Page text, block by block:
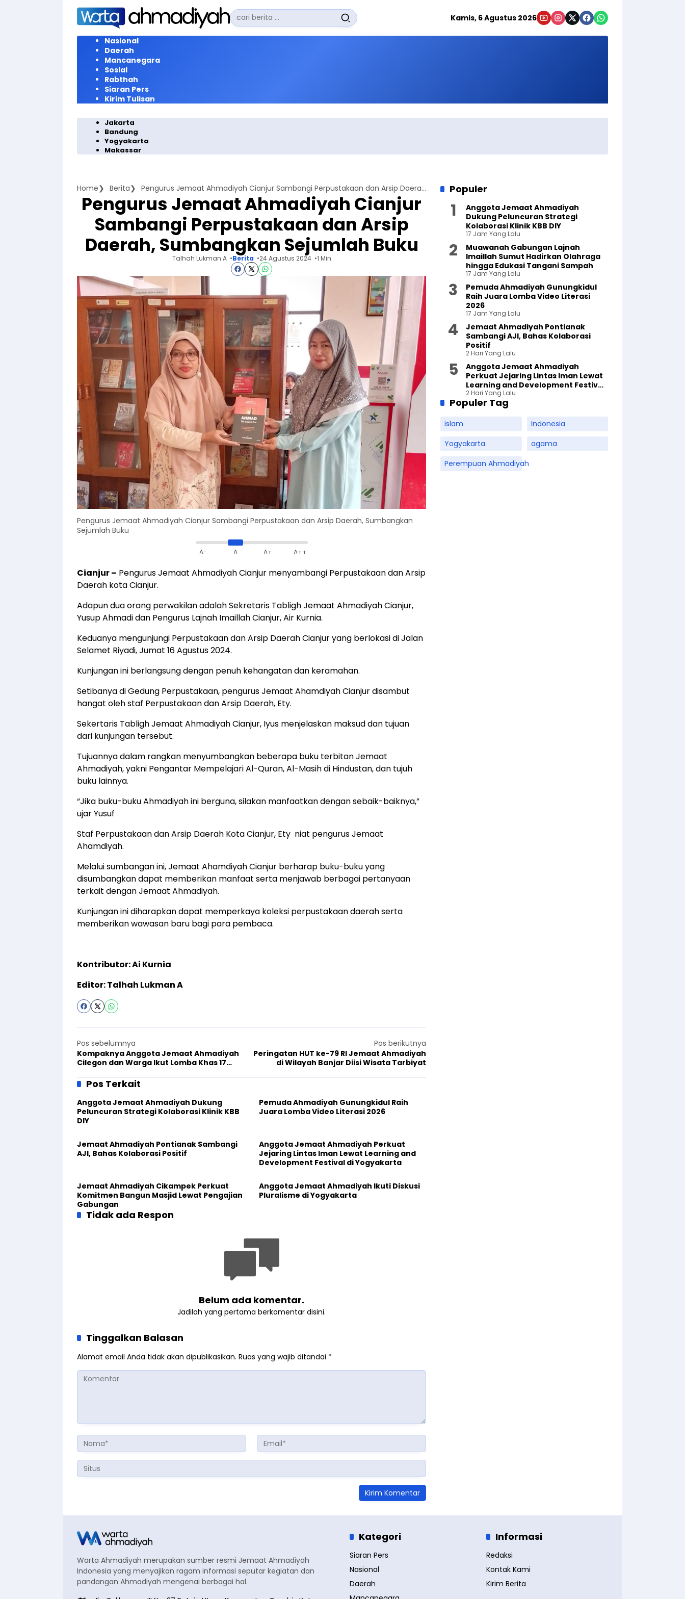
Langsung
konten
Pencarian
untuk:
Kamis, 6 Agustus 2026
Nasional
Daerah
Mancanegara
Sosial
Rabthah
Siaran Pers
Kirim Tulisan
Jakarta
Bandung
Yogyakarta
Makassar
Home Berita Pengurus Jemaat Ahmadiyah Cianjur Sambangi Perpustakaan dan Arsip Daerah, Sumbangkan Sejumlah Buku
Pengurus Jemaat Ahmadiyah Cianjur
Sambangi Perpustakaan dan Arsip
Daerah, Sumbangkan Sejumlah Buku
Talhah Lukman A Berita 24 Agustus 2024 1 Min
Pengurus Jemaat Ahmadiyah Cianjur Sambangi Perpustakaan dan Arsip Daerah, Sumbangkan
Sejumlah Buku
A- A A+ A++
Cianjur– Pengurus Jemaat Ahmadiyah Cianjur menyambangi Perpustakaan dan Arsip
Daerah kota Cianjur.
Adapun dua orang perwakilan adalah Sekretaris Tabligh Jemaat Ahmadiyah Cianjur,
Yusup Ahmadi dan Pengurus Lajnah Imaillah Cianjur, Air Kurnia.
Keduanya mengunjungi Perpustakaan dan Arsip Daerah Cianjur yang berlokasi di Jalan
Selamet Riyadi, Jumat 16 Agustus 2024.
Kunjungan ini berlangsung dengan penuh kehangatan dan keramahan.
Setibanya di Gedung Perpustakaan, pengurus Jemaat Ahamdiyah Cianjur disambut
hangat oleh staf Perpustakaan dan Arsip Daerah, Ety.
Sekertaris Tabligh Jemaat Ahmadiyah Cianjur, Iyus menjelaskan maksud dan tujuan
dari kunjungan tersebut.
Tujuannya dalam rangkan menyumbangkan beberapa buku terbitan Jemaat
Ahmadiyah, yakni Pengantar Mempelajari Al-Quran, Al-Masih di Hindustan, dan tujuh
buku lainnya.
“Jika buku-buku Ahmadiyah ini berguna, silakan manfaatkan dengan sebaik-baiknya,”
ujar Yusuf
Staf Perpustakaan dan Arsip Daerah Kota Cianjur, Ety niat pengurus Jemaat
Ahamdiyah.
Melalui sumbangan ini, Jemaat Ahamdiyah Cianjur berharap buku-buku yang
disumbangkan dapat memberikan manfaat serta menjawab berbagai pertanyaan
terkait dengan Jemaat Ahmadiyah.
Kunjungan ini diharapkan dapat memperkaya koleksi perpustakaan daerah serta
memberikan wawasan baru bagi para pembaca.
Kontributor: Ai Kurnia
Editor: Talhah Lukman A
Pos sebelumnya
Kompaknya Anggota Jemaat Ahmadiyah
Cilegon dan Warga Ikut Lomba Khas 17
Pos berikutnya
Peringatan HUT ke-79 RI Jemaat Ahmadiyah
di Wilayah Banjar Diisi Wisata Tarbiyat
Pos Terkait
Anggota Jemaat Ahmadiyah Dukung
Peluncuran Strategi Kolaborasi Klinik KBB
DIY
Pemuda Ahmadiyah Gunungkidul Raih
Juara Lomba Video Literasi 2026
Jemaat Ahmadiyah Pontianak Sambangi
AJI, Bahas Kolaborasi Positif
Anggota Jemaat Ahmadiyah Perkuat
Jejaring Lintas Iman Lewat Learning and
Development Festival di Yogyakarta
Jemaat Ahmadiyah Cikampek Perkuat
Komitmen Bangun Masjid Lewat Pengajian
Gabungan
Anggota Jemaat Ahmadiyah Ikuti Diskusi
Pluralisme di Yogyakarta
Tidak ada Respon
Belum ada komentar.
Jadilah yang pertama berkomentar disini.
Tinggalkan Balasan
Alamat email Anda tidak akan dipublikasikan. Ruas yang wajib ditandai *
Populer
Anggota Jemaat Ahmadiyah
Dukung Peluncuran Strategi
Kolaborasi Klinik KBB DIY
17 Jam Yang Lalu
Muawanah Gabungan Lajnah
Imaillah Sumut Hadirkan Olahraga
hingga Edukasi Tangani Sampah
17 Jam Yang Lalu
Pemuda Ahmadiyah Gunungkidul
Raih Juara Lomba Video Literasi
2026
17 Jam Yang Lalu
Jemaat Ahmadiyah Pontianak
Sambangi AJI, Bahas Kolaborasi
Positif
2 Hari Yang Lalu
Anggota Jemaat Ahmadiyah
Perkuat Jejaring Lintas Iman Lewat
Learning and Development Festival
di Yogyakarta
2 Hari Yang Lalu
Populer Tag
islam
Indonesia
Yogyakarta
agama
Perempuan Ahmadiyah
Warta Ahmadiyah merupakan sumber resmi Jemaat Ahmadiyah
Indonesia yang menyajikan ragam informasi seputar kegiatan dan
pandangan Ahmadiyah mengenai berbagai hal.
Kategori
Siaran Pers
Nasional
Daerah
Informasi
Redaksi
Kontak Kami
Kirim Berita